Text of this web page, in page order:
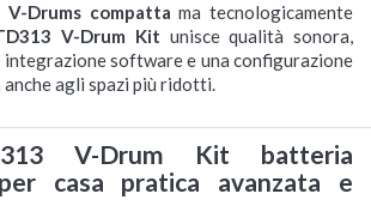
V-Drums compatta ma tecnologicamente
V-Drum Kit unisce qualità sonora,
software e una configurazione
agli spazi più ridotti.
V-Drum Kit batteria
casa pratica avanzata e